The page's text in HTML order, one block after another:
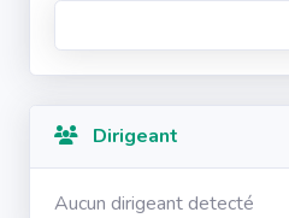
Dirigeant
Aucun dirigeant detecté